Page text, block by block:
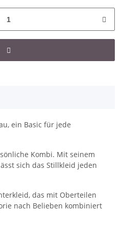
ein Basic für jede
Kombi. Mit seinem
sich das Stillkleid jeden
das mit Oberteilen
nach Belieben kombiniert